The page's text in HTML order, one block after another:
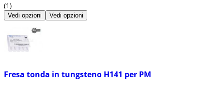
(1)
Vedi opzioni Vedi opzioni
Fresa tonda in tungsteno H141 per PM